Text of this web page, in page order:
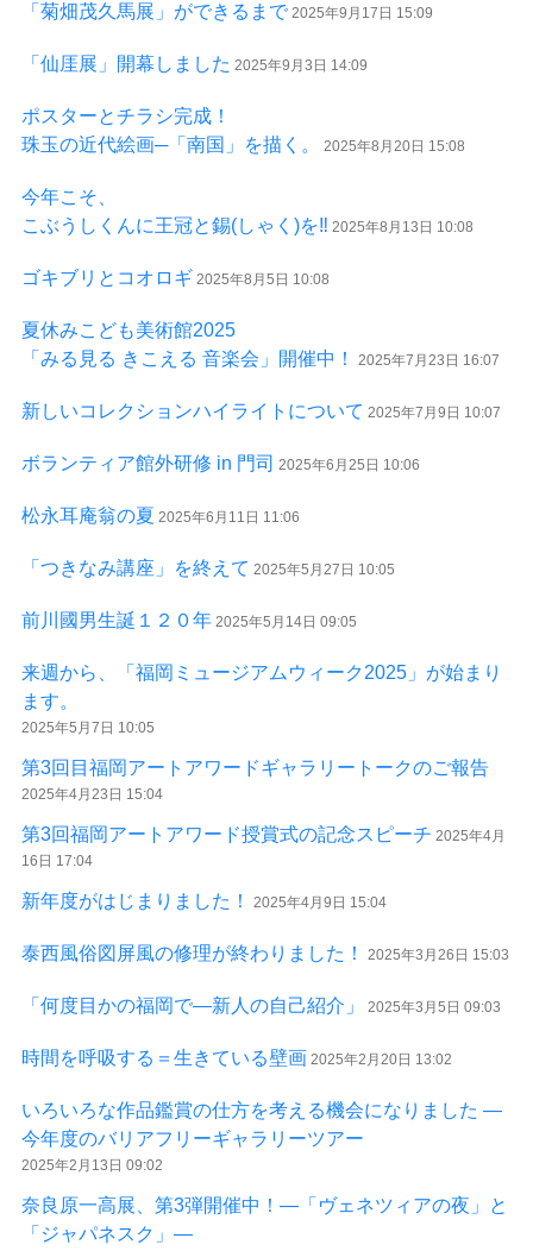
「菊畑茂久馬展」ができるまで2025年9月17日 15:09
「仙厓展」開幕しました 2025年9月3日 14:09
ポスターとチラシ完成！
珠玉の近代絵画─「南国」を描く。
2025年8月20日 15:08
今年こそ、
こぶうしくんに王冠と錫(しゃく)を‼ 2025年8月13日 10:08
ゴキブリとコオロギ 2025年8月5日 10:08
夏休みこども美術館2025
「みる見る きこえる 音楽会」開催中！
2025年7月23日 16:07
新しいコレクションハイライトについて 2025年7月9日 10:07
ボランティア館外研修 in 門司 2025年6月25日 10:06
松永耳庵翁の夏 2025年6月11日 11:06
「つきなみ講座」を終えて 2025年5月27日 10:05
前川國男生誕１２０年 2025年5月14日 09:05
来週から、「福岡ミュージアムウィーク2025」が始まり
ます。
2025年5月7日 10:05
第3回目福岡アートアワードギャラリートークのご報告
2025年4月23日 15:04
第3回福岡アートアワード授賞式の記念スピーチ 2025年4月
16日 17:04
新年度がはじまりました！ 2025年4月9日 15:04
泰西風俗図屏風の修理が終わりました！ 2025年3月26日 15:03
「何度目かの福岡で―新人の自己紹介」 2025年3月5日 09:03
時間を呼吸する＝生きている壁画 2025年2月20日 13:02
いろいろな作品鑑賞の仕方を考える機会になりました ―
今年度のバリアフリーギャラリーツアー
2025年2月13日 09:02
奈良原一高展、第3弾開催中！―「ヴェネツィアの夜」と
「ジャパネスク」―